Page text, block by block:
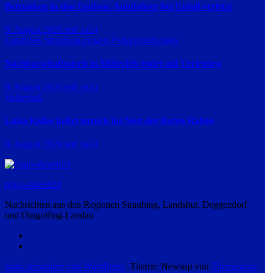
Betrunken in den Graben: Autofahrer bei Unfall verletzt
9. August 2026 red_ra24
Landkreis Straubing-Bogen Polizeimeldungen
Nachbarschaftsstreit in Mitterfels endet mit Verletzten
9. August 2026 red_ra24
Volleyball
Luisa Keller kehrt zurück ins Nest der Roten Raben
8. August 2026 red_ra24
regio-aktuell24
Nachrichten aus den Regionen Straubing, Landshut, Deggendorf
und Dingolfing-Landau
Stolz präsentiert von WordPress | Theme: Newsup von Themeansar